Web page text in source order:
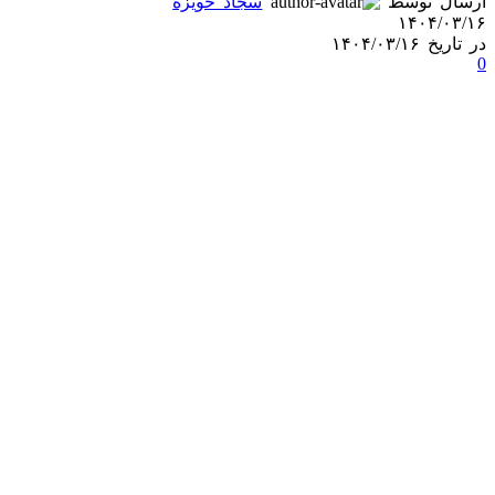
۱۴۰۴/۰۳/۱۶
در تاریخ ۱۴۰۴/۰۳/۱۶
0